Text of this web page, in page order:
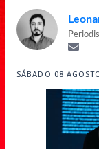
SÁBADO 08